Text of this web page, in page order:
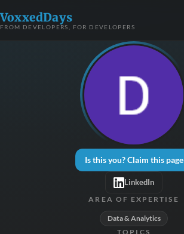
VoxxedDays
FROM DEVELOPERS, FOR DEVELOPERS
Is this you? Claim this page
LinkedIn
AREA OF EXPERTISE
Data & Analytics
TOPICS